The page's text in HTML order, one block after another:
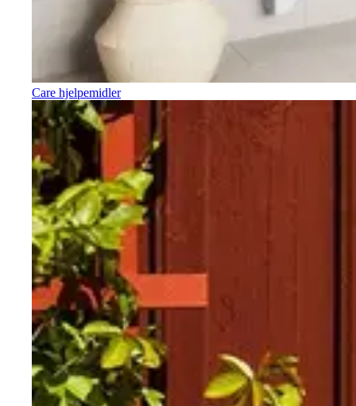
Care hjelpemidler